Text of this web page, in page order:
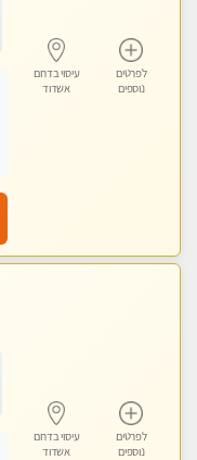
לפרטים
נוספים
עיסוי בדרום
אשדוד
לפרטים
נוספים
עיסוי בדרום
אשדוד